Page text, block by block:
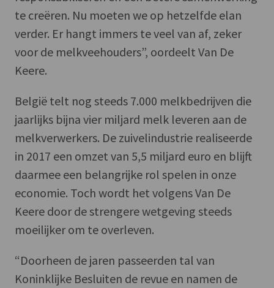
te creëren. Nu moeten we op hetzelfde elan
verder. Er hangt immers te veel van af, zeker
voor de melkveehouders”, oordeelt Van De
Keere.
België telt nog steeds 7.000 melkbedrijven die
jaarlijks bijna vier miljard melk leveren aan de
melkverwerkers. De zuivelindustrie realiseerde
in 2017 een omzet van 5,5 miljard euro en blijft
daarmee een belangrijke rol spelen in onze
economie. Toch wordt het volgens Van De
Keere door de strengere wetgeving steeds
moeilijker om te overleven.
“Doorheen de jaren passeerden tal van
Koninklijke Besluiten de revue en namen de